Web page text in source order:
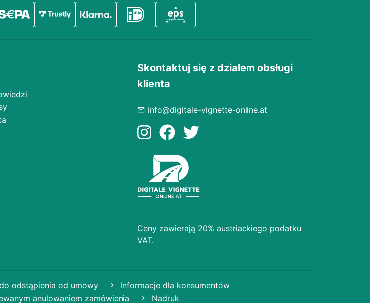
Skontaktuj się z działem obsługi
klienta
info@digitale-vignette-online.at
Ceny zawierają 20% austriackiego podatku
VAT.
odstąpienia od umowy
Informacje dla konsumentów
anulowaniem zamówienia
Nadruk